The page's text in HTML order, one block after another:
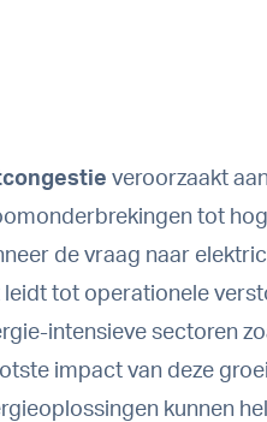
veroorzaakt
tot
de vraag naar
leidt tot operationele
intensieve sectoren
impact van deze
kunnen